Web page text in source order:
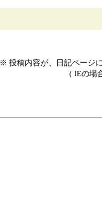
※ 投稿内容が、日記ページ
（ IEの